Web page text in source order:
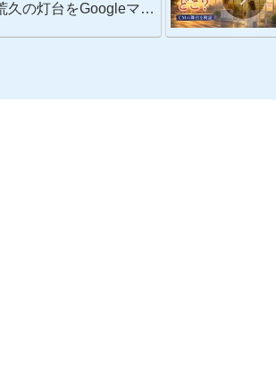
久の灯台をGoogleマッ